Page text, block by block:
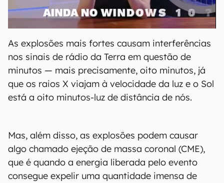
As explosões mais fortes causam interferências
nos sinais de rádio da Terra em questão de
minutos — mais precisamente, oito minutos, já
que os raios X viajam à velocidade da luz e o Sol
está a oito minutos-luz de distância de nós.
Mas, além disso, as explosões podem causar
algo chamado ejeção de massa coronal (CME),
que é quando a energia liberada pelo evento
consegue expelir uma quantidade imensa de